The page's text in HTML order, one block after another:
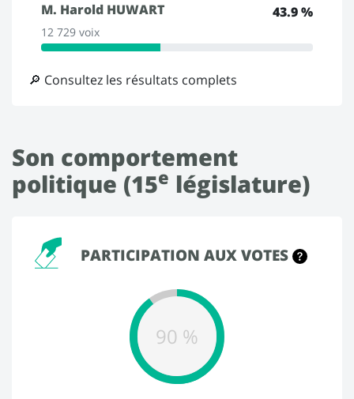
M. Harold HUWART 43.9 %
12 729 voix
🔎 Consultez les résultats complets
Son comportement
politique (15e législature)
PARTICIPATION AUX VOTES
90 %